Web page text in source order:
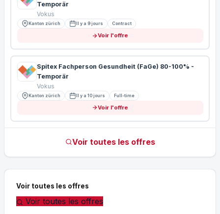
Temporär
Vokus
Kanton zürich Il y a 9 jours Contract
Voir l'offre
Spitex Fachperson Gesundheit (FaGe) 80-100% -
Temporär
Vokus
Kanton zürich Il y a 10 jours Full-time
Voir l'offre
Voir toutes les offres
Voir toutes les offres
Voir toutes les offres